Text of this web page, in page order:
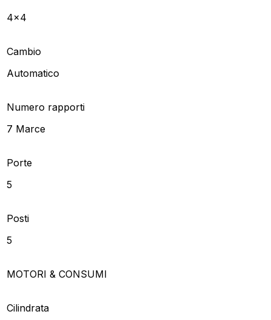
4x4
Cambio
Automatico
Numero rapporti
7 Marce
Porte
5
Posti
5
MOTORI & CONSUMI
Cilindrata